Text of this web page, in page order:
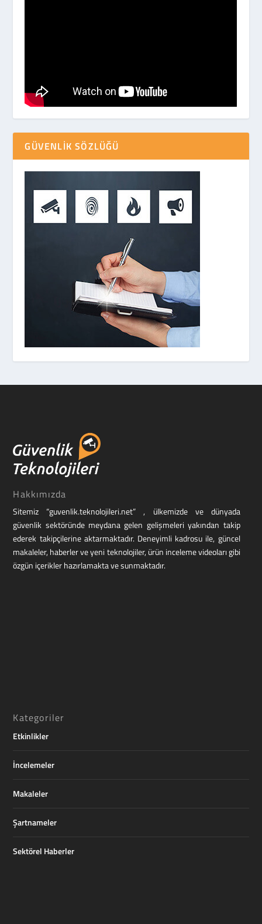
GÜVENLIK SÖZLÜĞÜ
Hakkımızda
Sitemiz “guvenlik.teknolojileri.net” , ülkemizde ve dünyada
güvenlik sektöründe meydana gelen gelişmeleri yakından takip
ederek takipçilerine aktarmaktadır. Deneyimli kadrosu ile, güncel
makaleler, haberler ve yeni teknolojiler, ürün inceleme videoları gibi
özgün içerikler hazırlamakta ve sunmaktadır.
Kategoriler
Etkinlikler
İncelemeler
Makaleler
Şartnameler
Sektörel Haberler